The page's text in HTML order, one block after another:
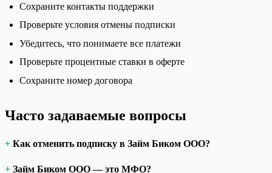
Сохраните контакты поддержки
Проверьте условия отмены подписки
Убедитесь, что понимаете все платежи
Проверьте процентные ставки в оферте
Сохраните номер договора
Часто задаваемые вопросы
Как отменить подписку в Займ Биком ООО?
Займ Биком ООО — это МФО?